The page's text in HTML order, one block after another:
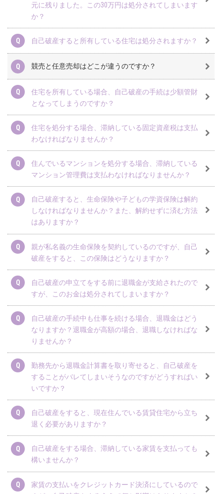
元に残りました。この30万円は処分されてしまいます
か？
自己破産すると所有している住宅は処分されますか？
競売と任意売却はどこが違うのですか？
住宅を所有している場合、自己破産の手続は少額管財
となってしまうのですか？
住宅を処分する場合、滞納している固定資産税は支払
わなければなりませんか？
住んでいるマンションを処分する場合、滞納している
マンション管理費は支払わなければなりませんか？
自己破産すると、生命保険や子どもの学資保険は解約
しなければなりませんか？また、解約せずに済む方法
はありますか？
親が私名義の生命保険を契約しているのですが、自己
破産をすると、この保険はどうなりますか？
自己破産の申立てをする前に退職金が支給されたので
すが、このお金は処分されてしまいますか？
自己破産の手続中も仕事を続ける場合、退職金はどう
なりますか？退職金が高額の場合、退職しなければな
りませんか？
勤務先から退職金計算書を取り寄せると、自己破産を
することがバレてしまいそうなのですがどうすればい
いですか？
自己破産をすると、現在住んでいる賃貸住宅から立ち
退く必要がありますか？
自己破産をする場合、滞納している家賃を支払っても
構いませんか？
家賃の支払いをクレジットカード決済にしているので